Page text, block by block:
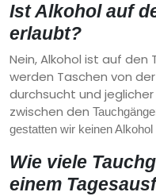
Ist Alkohol auf
erlaubt?
Nein, Alkohol ist auf
werden Taschen von
durchsucht und
zwischen den
gestatten wir keinen
Wie viele
einem